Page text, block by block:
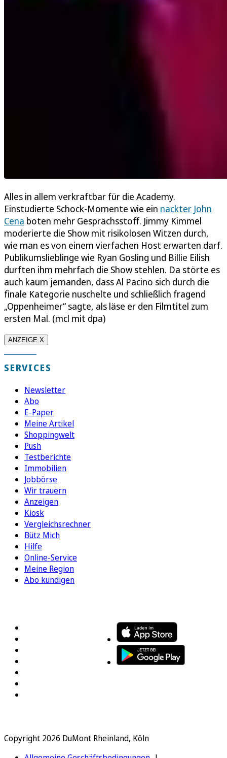
Alles in allem verkraftbar für die Academy.
Einstudierte Schock-Momente wie ein nackter John
Cena boten mehr Gesprächsstoff. Jimmy Kimmel
moderierte die Show mit risikolosen Witzen durch,
wie man es von einem vierfachen Host erwarten darf.
Publikumslieblinge wie Ryan Gosling und Billie Eilish
durften ihm mehrfach die Show stehlen. Da störte es
auch kaum jemanden, dass Al Pacino sich durch die
finale Kategorie nuschelte und schließlich fragend
„Oppenheimer“ sagte, als läse er den Filmtitel zum
ersten Mal. (mcl mit dpa)
ANZEIGE X
SERVICES
Newsletter
Abo
E-Paper
Meine Artikel
Shoppingwelt
Push
Testberichte
Immobilien
Jobbörse
Wir trauern
Anzeigen
Kiosk
Vergleichsrechner
Bütz Mich
Hilfe
Online-Service
Meine Region
Abo kündigen
Copyright 2026 DuMont Rheinland, Köln